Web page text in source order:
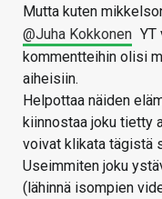
Mutta kuten
@Juha Kokkonen YT
kommentteihin olisi
aiheisiin.
Helpottaa näiden
kiinnostaa joku tietty
voivat klikata tägistä
Useimmiten joku
(lähinnä isompien